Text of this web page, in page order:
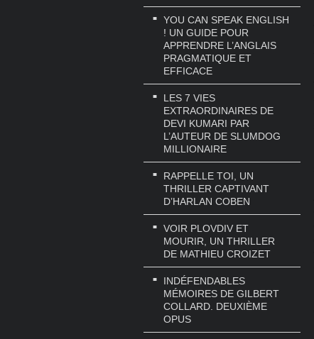
YOU CAN SPEAK ENGLISH
! UN GUIDE POUR
APPRENDRE L’ANGLAIS
PRAGMATIQUE ET
EFFICACE
LES 7 VIES
EXTRAORDINAIRES DE
DEVI KUMARI PAR
L’AUTEUR DE SLUMDOG
MILLIONAIRE
RAPPELLE TOI, UN
THRILLER CAPTIVANT
D’HARLAN COBEN
VOIR PLOVDIV ET
MOURIR, UN THRILLER
DE MATHIEU CROIZET
INDÉFENDABLES
MÉMOIRES DE GILBERT
COLLARD. DEUXIÈME
OPUS